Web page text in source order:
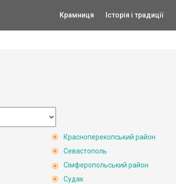
Крамниця Історія і традиції
Красноперекопський район
Севастополь
Сімферопольський район
Судак